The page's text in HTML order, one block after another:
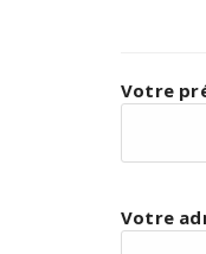
Votre
Votre